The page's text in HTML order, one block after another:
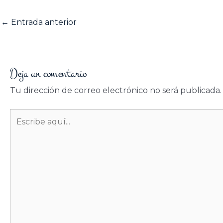
← Entrada anterior
Deja un comentario
Tu dirección de correo electrónico no será publicada.
aquí...